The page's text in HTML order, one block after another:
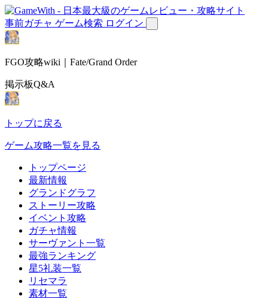
事前ガチャ ゲーム検索 ログイン
FGO攻略wiki｜Fate/Grand Order
掲示板Q&A
トップに戻る
ゲーム攻略一覧を見る
トップページ
最新情報
グランドグラフ
ストーリー攻略
イベント攻略
ガチャ情報
サーヴァント一覧
最強ランキング
星5礼装一覧
リセマラ
素材一覧